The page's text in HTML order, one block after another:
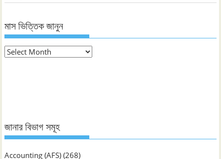
মাস ভিত্তিক জানুন
মাস
জানার বিভাগ সমূহ
Accounting (AFS) (268)